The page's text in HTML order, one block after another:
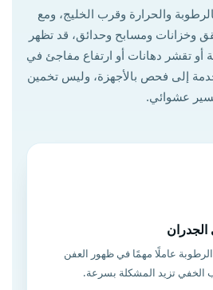
والحرارة وقرب الخليج، ومع
وخزانات ومسابح وحدائق، قد تظهر
أو تقشر دهانات أو ارتفاع مفاجئ في
إلى فحص بالأجهزة، وليس تخمين
عشوائي.
عاملًا مهمًا في ظهور العفن
الخفي تزيد المشكلة بسرعة.